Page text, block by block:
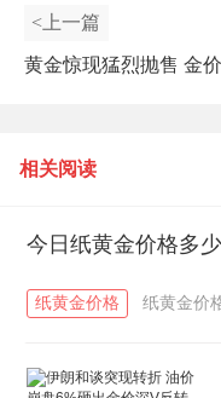
<上一篇
黄金惊现猛烈抛售 金
相关阅读
今日纸黄金价格多
纸黄金价格 纸黄金价